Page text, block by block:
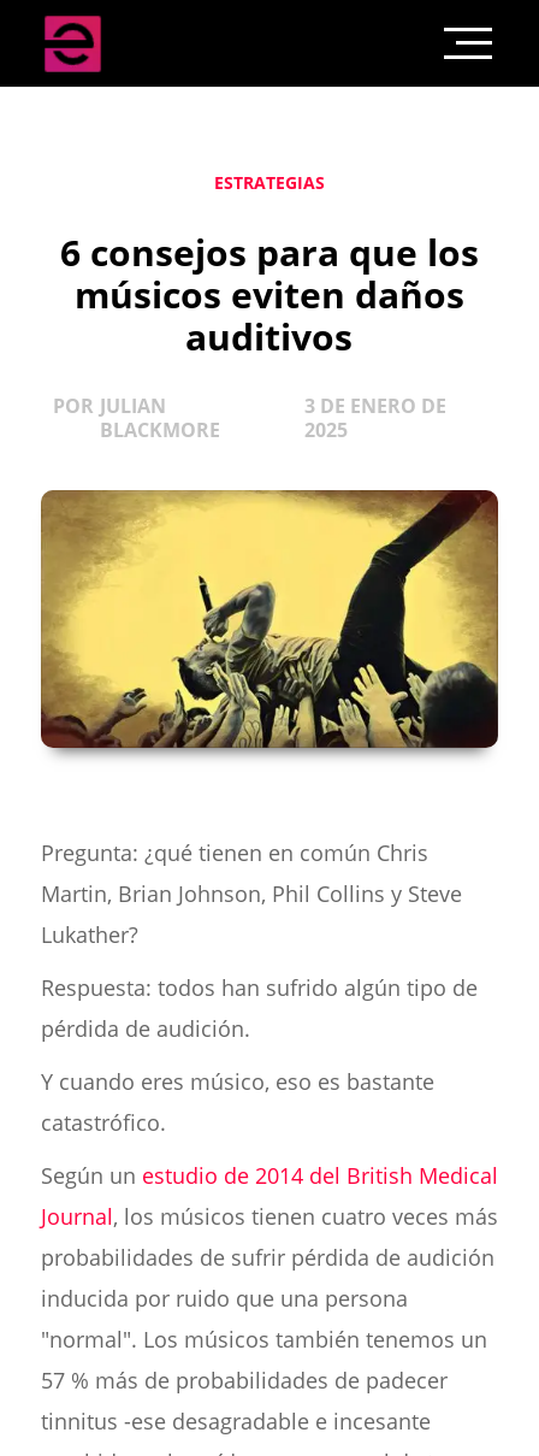
ESTRATEGIAS
6 consejos para que los
músicos eviten daños
auditivos
POR JULIAN
BLACKMORE
3 DE ENERO DE
2025
Pregunta: ¿qué tienen en común Chris
Martin, Brian Johnson, Phil Collins y Steve
Lukather?
Respuesta: todos han sufrido algún tipo de
pérdida de audición.
Y cuando eres músico, eso es bastante
catastrófico.
Según un estudio de 2014 del British Medical
Journal, los músicos tienen cuatro veces más
probabilidades de sufrir pérdida de audición
inducida por ruido que una persona
"normal". Los músicos también tenemos un
57 % más de probabilidades de padecer
tinnitus -ese desagradable e incesante